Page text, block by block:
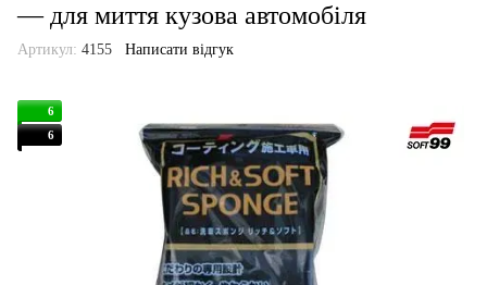
— для миття кузова автомобіля
Артикул: 4155 Написати відгук
6
6